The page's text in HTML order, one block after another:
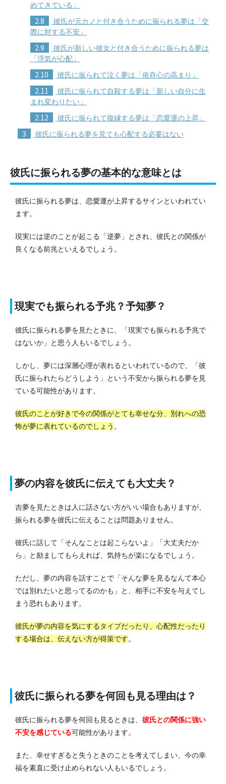
めてきている」
2.8
彼氏が元カノと付き合うために振られる夢は「交
際に対する不安」
2.9
彼氏が新しい彼女と付き合うために振られる夢は
「浮気が心配」
2.10 彼氏に振られて泣く夢は「依存心の高まり」
2.11
彼氏に振られて自殺する夢は「新しい自分に生
まれ変わりたい」
2.12 彼氏に振られて復縁する夢は「恋愛運の上昇」
3 彼氏に振られる夢を見ても心配する必要はない
彼氏に振られる夢の基本的な意味とは
彼氏に振られる夢は、恋愛運が上昇するサインといわれてい
ます。
現実には逆のことが起こる「逆夢」とされ、彼氏との関係が
良くなる前兆といえるでしょう。
現実でも振られる予兆？予知夢？
彼氏に振られる夢を見たときに、「現実でも振られる予兆で
はないか」と思う人もいるでしょう。
しかし、夢には深層心理が表れるといわれているので、「彼
氏に振られたらどうしよう」という不安から振られる夢を見
ている可能性があります。
彼氏のことが好きで今の関係がとても幸せな分、別れへの恐
怖が夢に表れているのでしょう 。
夢の内容を彼氏に伝えても大丈夫？
吉夢を見たときは人に話さない方がいい場合もありますが、
振られる夢を彼氏に伝えることは問題ありません。
彼氏に話して「そんなことは起こらないよ」「大丈夫だか
ら」と励ましてもらえれば、気持ちが楽になるでしょう。
ただし、夢の内容を話すことで「そんな夢を見るなんて本心
では別れたいと思ってるのかも」と、相手に不安を与えてし
まう恐れもあります。
彼氏が夢の内容を気にするタイプだったり、心配性だったり
する場合は、伝えない方が得策です。
彼氏に振られる夢を何回も見る理由は？
彼氏に振られる夢を何回も見るときは、 彼氏との関係に強い
不安を感じている可能性があります。
また、幸せすぎると失うときのことを考えてしまい、今の幸
福を素直に受け止められない人もいるでしょう。